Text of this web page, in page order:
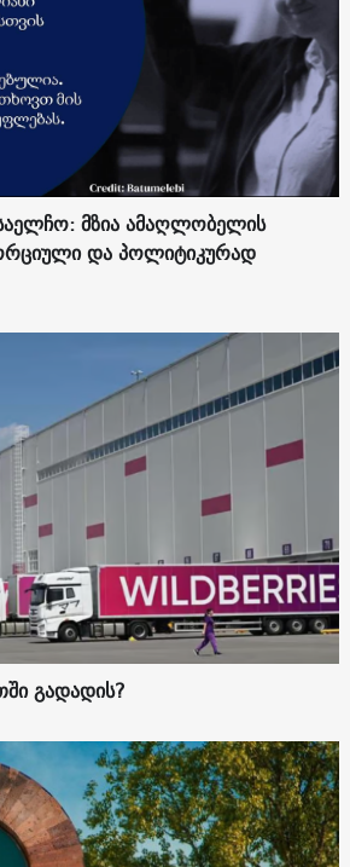
მზია ამაღლობელის
და პოლიტიკურად
გადადის?